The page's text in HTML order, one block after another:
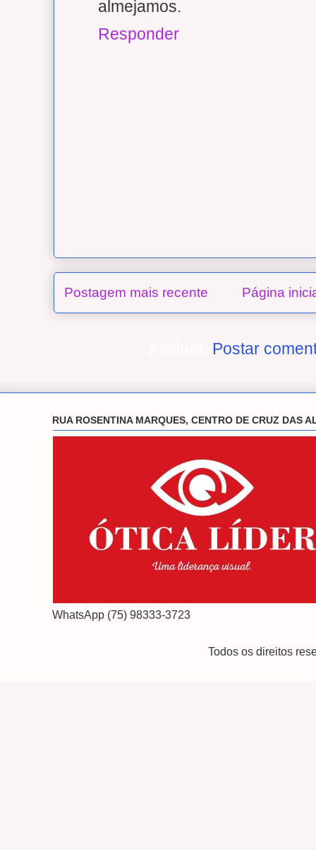
almejamos.
Responder
Postagem mais recente Página
Postar
RUA ROSENTINA MARQUES, CENTRO DE CRUZ DAS
WhatsApp (75) 98333-3723
Todos os direitos